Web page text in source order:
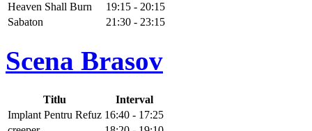
Heaven Shall Burn
19:15 - 20:15
Sabaton
21:30 - 23:15
Scena Brasov
Titlu
Interval
Implant Pentru Refuz 16:40 - 17:25